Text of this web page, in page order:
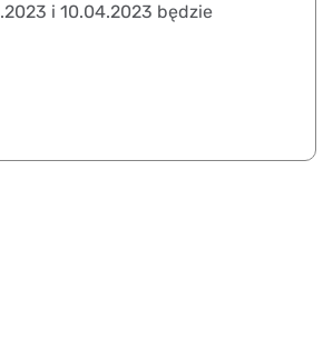
i 10.04.2023 będzie